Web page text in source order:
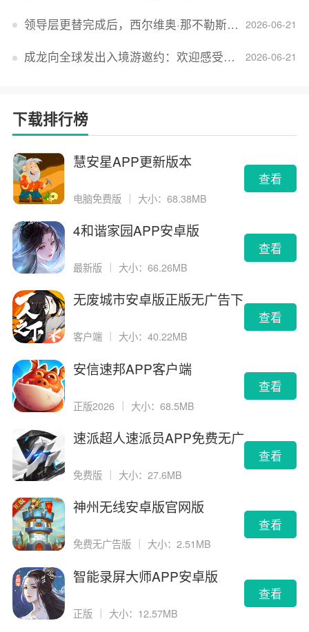
2026-06-21
领导层更替完成后，西尔维奥·那不勒斯出任Lucid首席执行官
2026-06-21
成龙向全球发出入境游邀约：欢迎感受无滤镜的真实中国
下载排行榜
慧安星APP更新版本
电脑免费版 ｜ 大小：68.38MB
查看
4和谐家园APP安卓版
最新版 大小：66.26MB
查看
无废城市安卓版正版无广告下
客户端 大小：40.22MB
查看
安信速邦APP客户端
正版2026 ｜ 大小：68.5MB
查看
速派超人速派员APP免费无广
免费版 大小：27.6MB
查看
神州无线安卓版官网版
免费无广告版 大小：2.51MB
查看
智能录屏大师APP安卓版
正版 ｜ 大小：12.57MB
查看